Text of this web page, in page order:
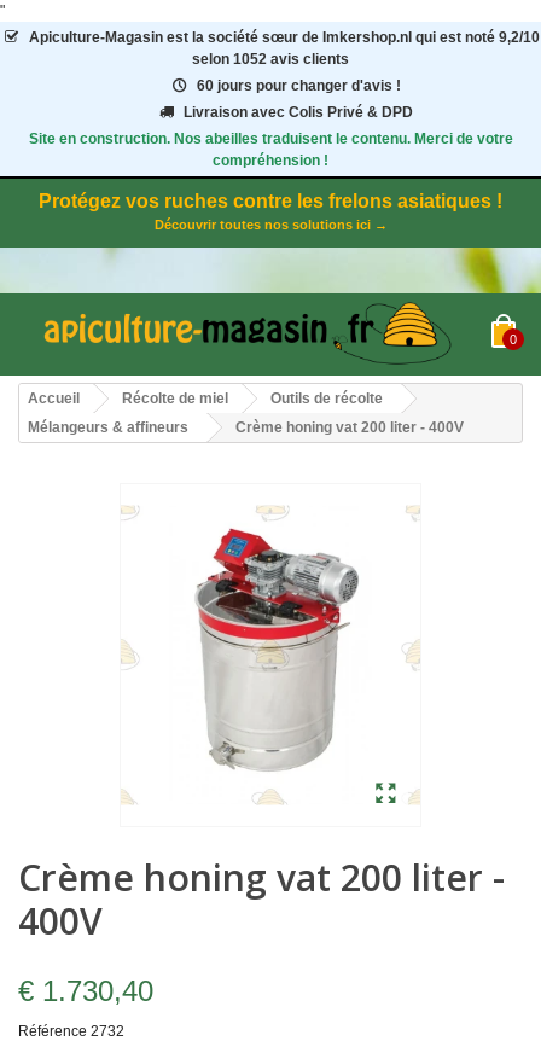
"
Apiculture-Magasinest la société sœur de Imkershop.nl qui est noté 9,2/10
selon 1052 avis clients
60 jours pour changer d'avis !
Livraison avec Colis Privé & DPD
Site en construction. Nos abeilles traduisent le contenu. Merci de votre
compréhension !
Protégez vos ruches contre les frelons asiatiques !
Découvrir toutes nos solutions ici →
0
Accueil Récolte de miel
Outils de récolte
Mélangeurs & affineurs
Crème honing vat 200 liter - 400V
Crème honing vat 200 liter -
400V
€ 1.730,40
Référence 2732